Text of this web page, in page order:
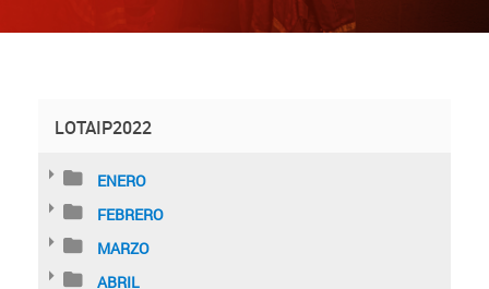
LOTAIP2022
ENERO
FEBRERO
MARZO
ABRIL